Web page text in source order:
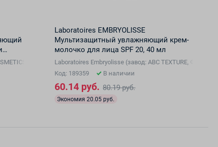
Франция), Франция
Laboratoires EMBRYOLISSE
Мультизащитный увлажняющий крем-
молочко для лица SPF 20, 40 мл
Laboratoires Embryolisse (завод: ABC TEXTURE,
Код: 189359
В наличии
60.14 руб. 80.19 руб.
Экономия 20.05 руб.